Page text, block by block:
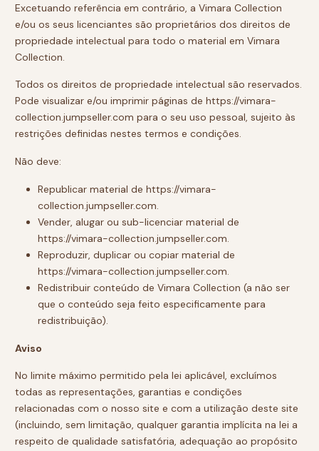
Excetuando referência em contrário, a Vimara Collection
e/ou os seus licenciantes são proprietários dos direitos de
propriedade intelectual para todo o material em Vimara
Collection.
Todos os direitos de propriedade intelectual são reservados.
Pode visualizar e/ou imprimir páginas de https://vimara-
collection.jumpseller.com para o seu uso pessoal, sujeito às
restrições definidas nestes termos e condições.
Não deve:
Republicar material de https://vimara-
collection.jumpseller.com.
Vender, alugar ou sub-licenciar material de
https://vimara-collection.jumpseller.com.
Reproduzir, duplicar ou copiar material de
https://vimara-collection.jumpseller.com.
Redistribuir conteúdo de Vimara Collection (a não ser
que o conteúdo seja feito especificamente para
redistribuição).
Aviso
No limite máximo permitido pela lei aplicável, excluímos
todas as representações, garantias e condições
relacionadas com o nosso site e com a utilização deste site
(incluindo, sem limitação, qualquer garantia implícita na lei a
respeito de qualidade satisfatória, adequação ao propósito